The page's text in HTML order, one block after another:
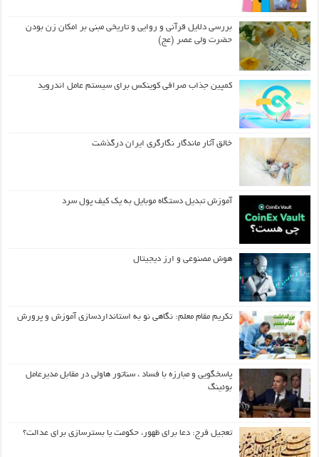
بررسی دلایل قرآنی و روایی و تاریخی مبنی بر امکان زن بودن
حضرت ولی عصر (عج)
کمپین جذاب صرافی کوینکس برای سیستم عامل اندروید
خالق آثار ماندگار نگارگری ایران درگذشت
آموزش تبدیل دستگاه موبایل به یک کیف‌ پول سرد
هوش مصنوعی و ارز دیجیتال
تکریم مقام معلم: نگاهی نو به استانداردسازی آموزش و پرورش
پاسخگویی و مبارزه با فساد ، سناتور هاولی در مقابل مدیرعامل
بوئینگ
تعجیل فرج: دعا برای ظهور، حکومت یا بسترسازی برای عدالت؟